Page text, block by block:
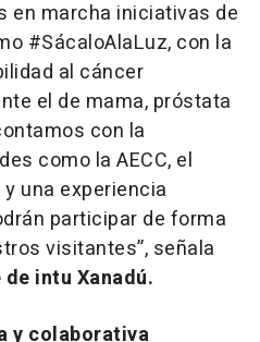
en marcha iniciativas de
#SácaloAlaLuz, con la
al cáncer
el de mama, próstata
con la
como la AECC, el
una experiencia
participar de forma
visitantes”, señala
intu Xanadú.
y colaborativa